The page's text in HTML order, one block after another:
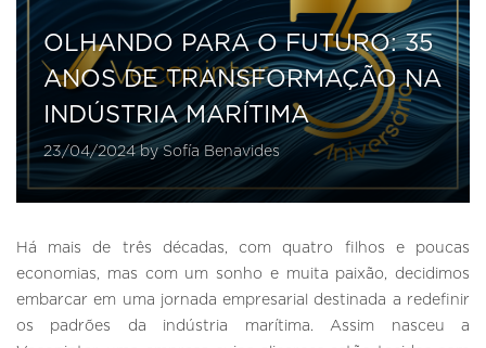
OLHANDO PARA O FUTURO: 35
ANOS DE TRANSFORMAÇÃO NA
INDÚSTRIA MARÍTIMA
23/04/2024 by Sofía Benavides
Há mais de três décadas, com quatro filhos e poucas
economias, mas com um sonho e muita paixão, decidimos
embarcar em uma jornada empresarial destinada a redefinir
os padrões da indústria marítima. Assim nasceu a